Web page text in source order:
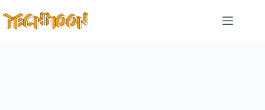
至